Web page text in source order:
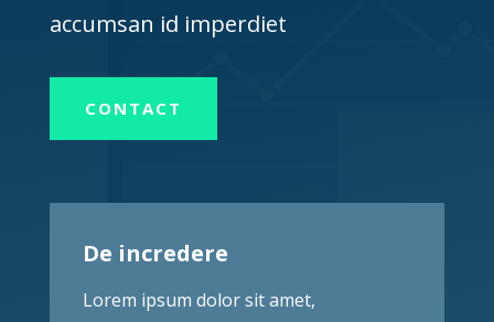
accumsan id imperdiet
CONTACT
De incredere
Lorem ipsum dolor sit amet,